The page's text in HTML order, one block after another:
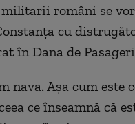
militarii români se
cu
în Dana de
nava. Aşa cum
ce înseamnă că